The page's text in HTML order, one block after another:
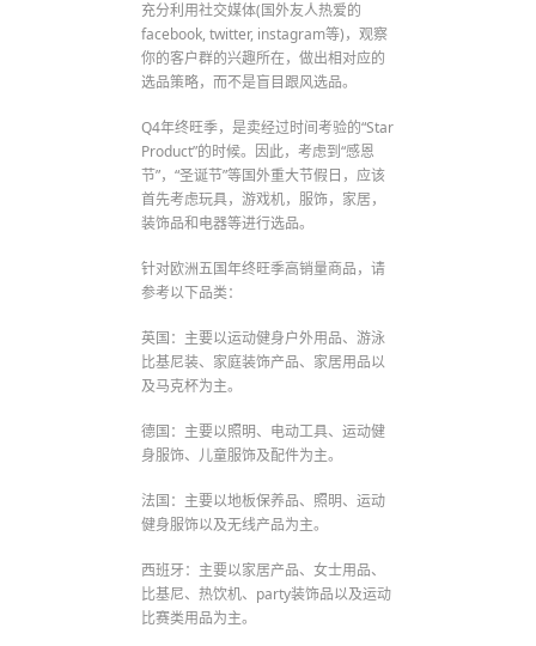
充分利用社交媒体(国外友人热爱的
facebook, twitter, instagram等)，观察
你的客户群的兴趣所在，做出相对应的
选品策略，而不是盲目跟风选品。
Q4年终旺季，是卖经过时间考验的“Star
Product”的时候。因此，考虑到“感恩
节”，“圣诞节”等国外重大节假日，应该
首先考虑玩具，游戏机，服饰，家居，
装饰品和电器等进行选品。
针对欧洲五国年终旺季高销量商品，请
参考以下品类：
英国：主要以运动健身户外用品、游泳
比基尼装、家庭装饰产品、家居用品以
及马克杯为主。
德国：主要以照明、电动工具、运动健
身服饰、儿童服饰及配件为主。
法国：主要以地板保养品、照明、运动
健身服饰以及无线产品为主。
西班牙：主要以家居产品、女士用品、
比基尼、热饮机、party装饰品以及运动
比赛类用品为主。